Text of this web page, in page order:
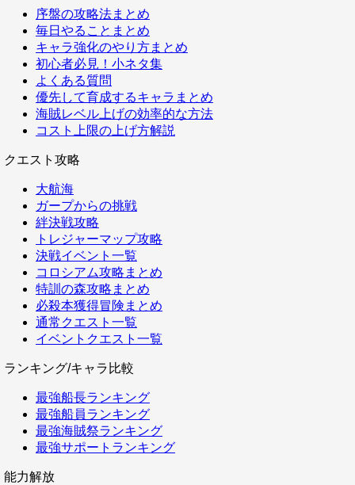
序盤の攻略法まとめ
毎日やることまとめ
キャラ強化のやり方まとめ
初心者必見！小ネタ集
よくある質問
優先して育成するキャラまとめ
海賊レベル上げの効率的な方法
コスト上限の上げ方解説
クエスト攻略
大航海
ガープからの挑戦
絆決戦攻略
トレジャーマップ攻略
決戦イベント一覧
コロシアム攻略まとめ
特訓の森攻略まとめ
必殺本獲得冒険まとめ
通常クエスト一覧
イベントクエスト一覧
ランキング/キャラ比較
最強船長ランキング
最強船員ランキング
最強海賊祭ランキング
最強サポートランキング
能力解放